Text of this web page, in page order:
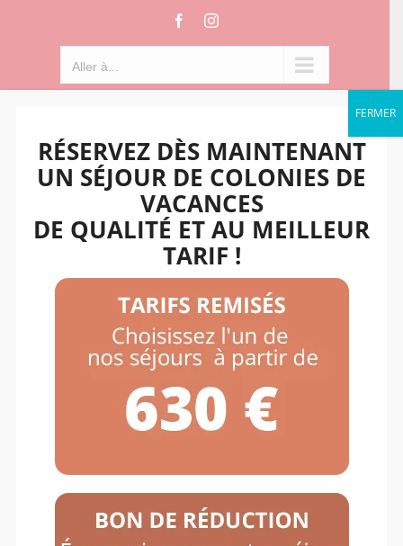
FacebookInstagram
Aller à...
Colonie de vacances
équitation en Bourgogne,
au cœur de la Puisaye
PONEY NATURE
RÉSERVEZ DÈS MAINTENANT
UN SÉJOUR DE COLONIES DE
VACANCES
DE QUALITÉ ET AU MEILLEUR
TARIF !
FERMER